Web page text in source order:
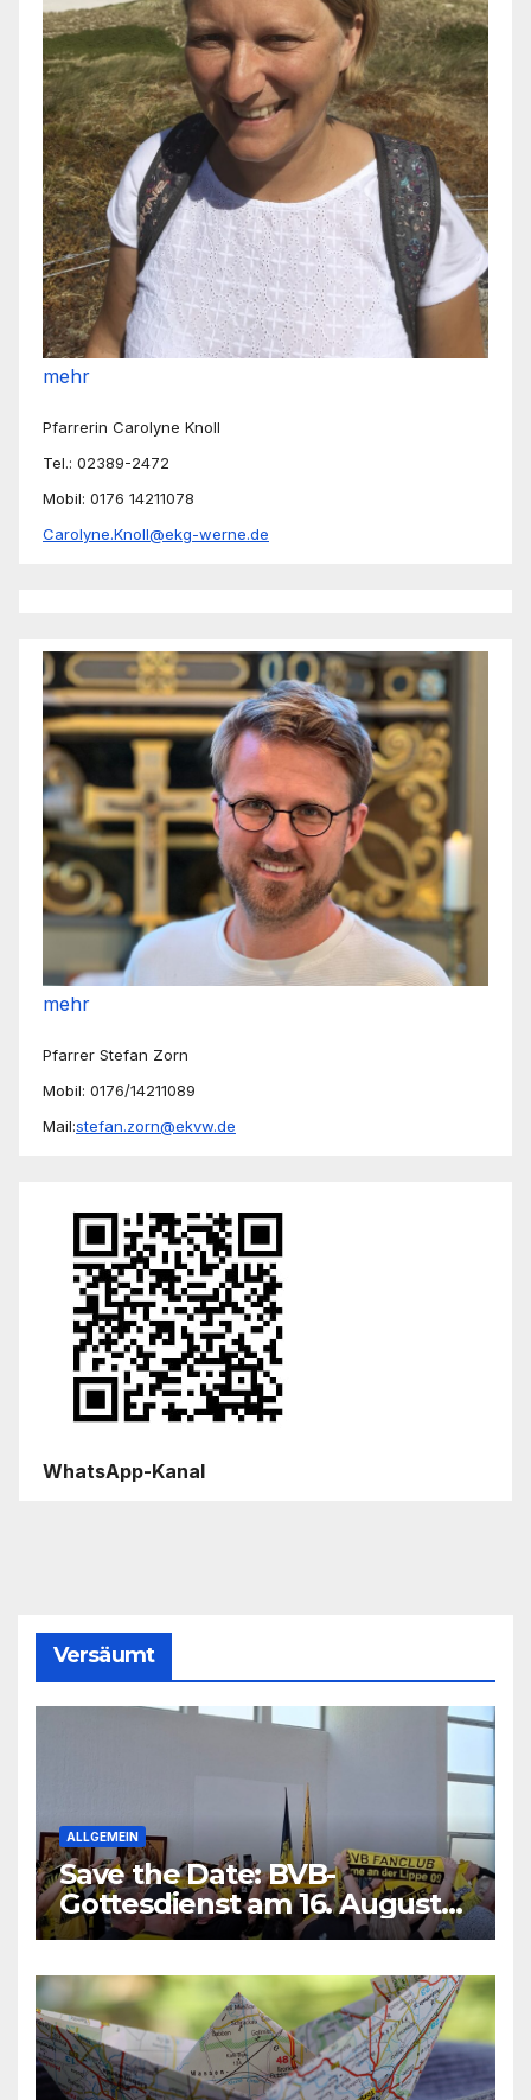
mehr
Pfarrerin Carolyne Knoll
Tel.: 02389-2472
Mobil: 0176 14211078
Carolyne.Knoll@ekg-werne.de
mehr
Pfarrer Stefan Zorn
Mobil: 0176/14211089
Mail:stefan.zorn@ekvw.de
WhatsApp-Kanal
Versäumt
ALLGEMEIN
Save the Date: BVB-
Gottesdienst am 16. August
2026